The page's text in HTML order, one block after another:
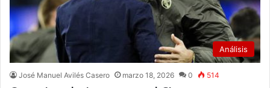
Análisis
José Manuel Avilés Casero marzo 18, 2026 0 514